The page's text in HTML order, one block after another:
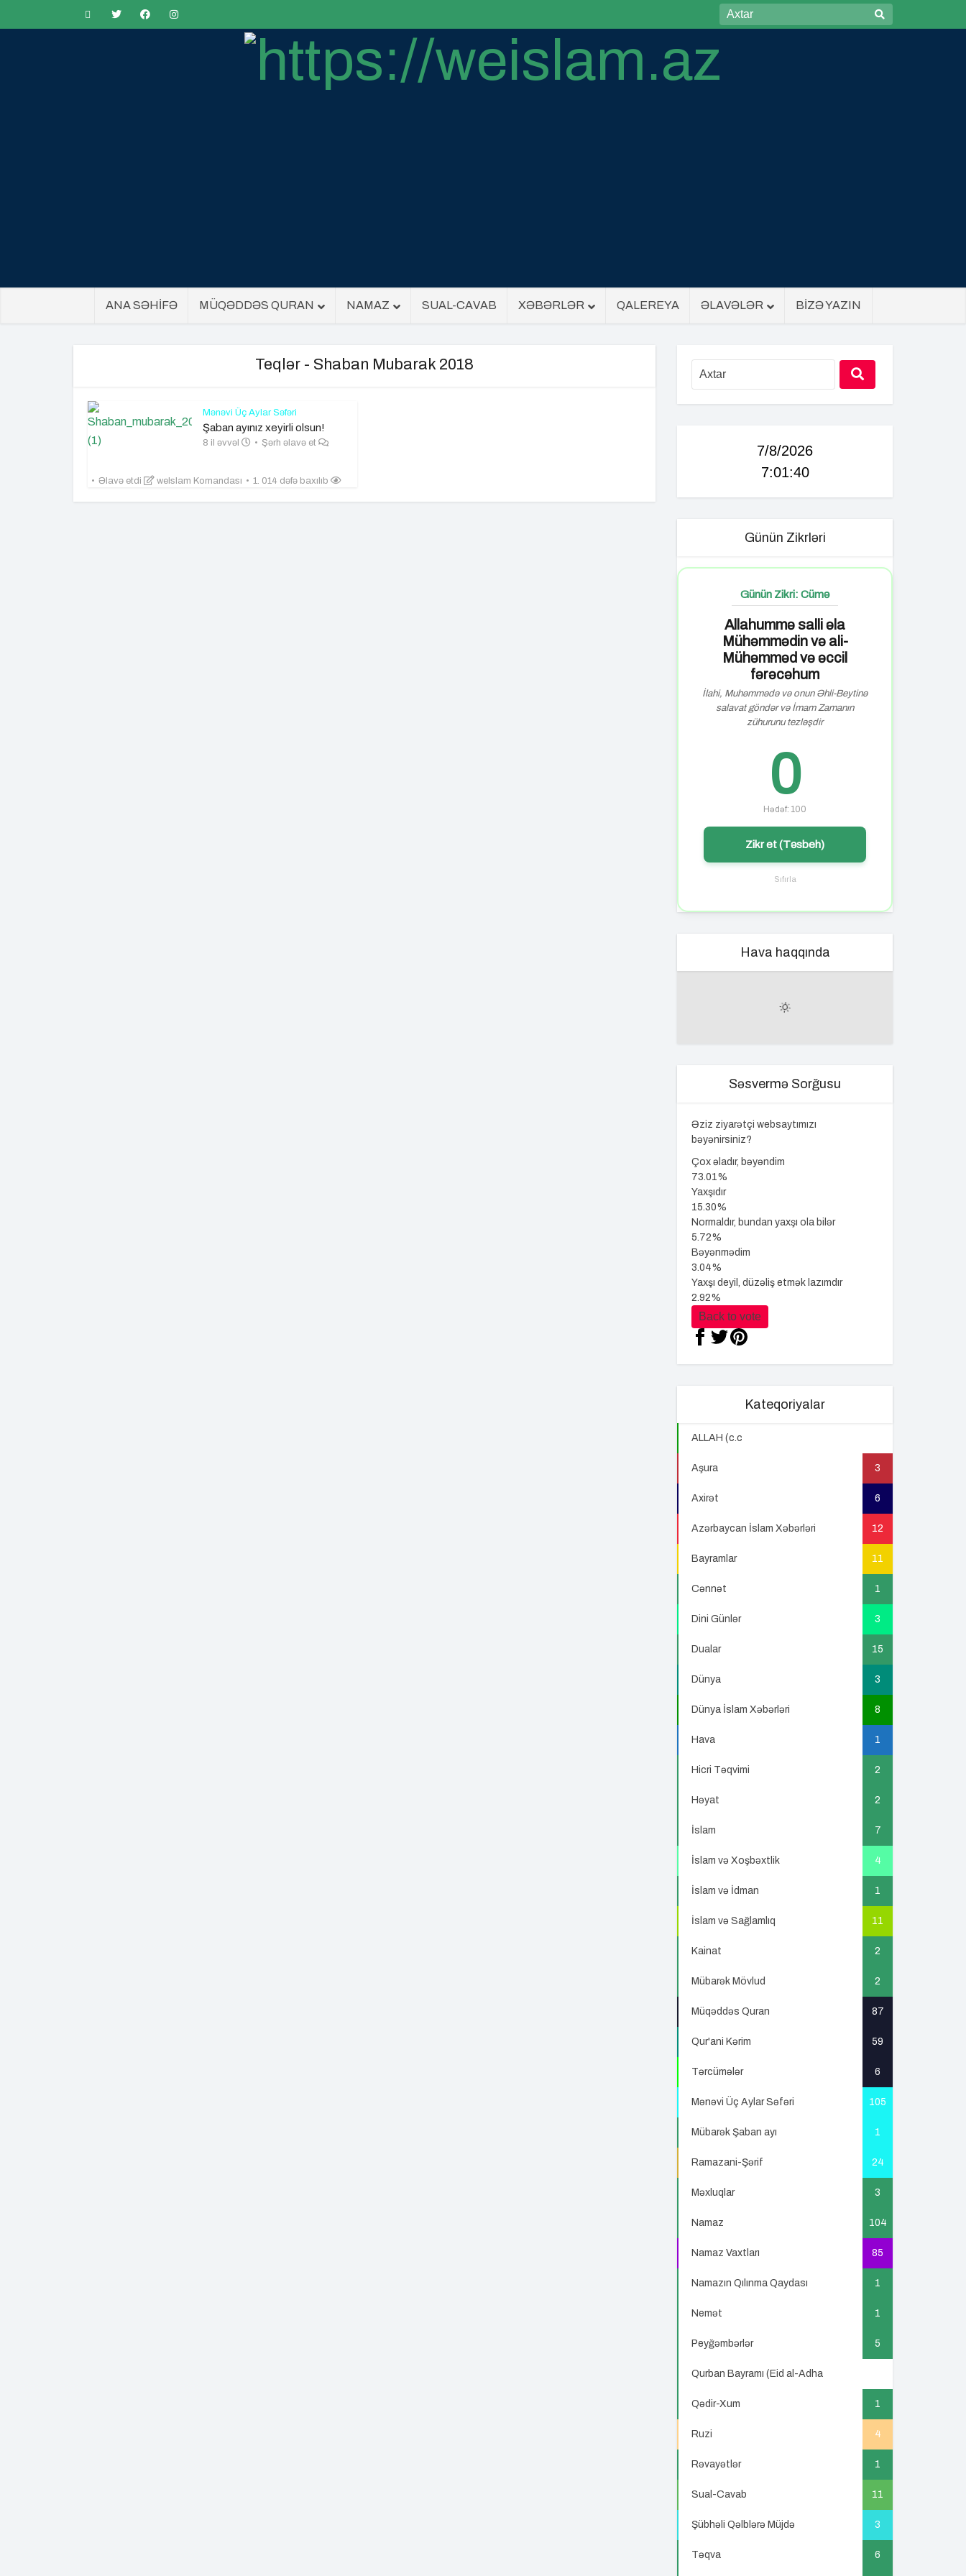
ANA SƏHİFƏ MÜQƏDDƏS QURAN NAMAZ SUAL-CAVAB XƏBƏRLƏR QALEREYA ƏLAVƏLƏR BİZƏ YAZIN
Teqlər - Shaban Mubarak 2018
Mənəvi Üç Aylar Səfəri
Şaban ayınız xeyirli olsun!
8 il əvvəl Şərh əlavə et
Əlavə etdi weIslam Komandası 1. 014 dəfə baxılıb
7/8/2026
7:01:41
Günün Zikrləri
Günün Zikri: Cümə
Allahummə salli əla
Mühəmmədin və ali-
Mühəmməd və əccil
fərəcəhum
İlahi, Muhəmmədə və onun Əhli-Beytinə
salavat göndər və İmam Zamanın
zühurunu tezləşdir
0
Hədəf: 100
Zikr et (Təsbeh)
Sıfırla
Hava haqqında
Səsvermə Sorğusu
Əziz ziyarətçi websaytımızı
bəyənirsiniz?
Çox əladır, bəyəndim
73.01%
Yaxşıdır
15.30%
Normaldır, bundan yaxşı ola bilər
5.72%
Bəyənmədim
3.04%
Yaxşı deyil, düzəliş etmək lazımdır
2.92%
Back to vote
Kateqoriyalar
ALLAH (c.c
Aşura 3
Axirət 6
Azərbaycan İslam Xəbərləri 12
Bayramlar 11
Cənnət 1
Dini Günlər 3
Dualar 15
Dünya 3
Dünya İslam Xəbərləri 8
Hava 1
Hicri Təqvimi 2
Həyat 2
İslam 7
İslam və Xoşbəxtlik 4
İslam və İdman 1
İslam və Sağlamlıq 11
Kainat 2
Mübarək Mövlud 2
Müqəddəs Quran 87
Qur'ani Kərim 59
Tərcümələr 6
Mənəvi Üç Aylar Səfəri 105
Mübarək Şaban ayı 1
Ramazani-Şərif 24
Məxluqlar 3
Namaz 104
Namaz Vaxtları 85
Namazın Qılınma Qaydası 1
Nemət 1
Peyğəmbərlər 5
Qurban Bayramı (Eid al-Adha
Qədir-Xum 1
Ruzi 4
Rəvayətlər 1
Sual-Cavab 11
Şübhəli Qəlblərə Müjdə 3
Təqva 6